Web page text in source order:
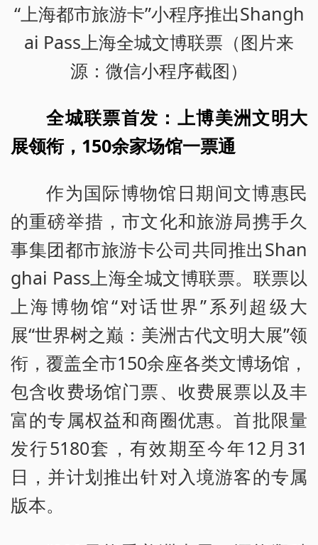
“上海都市旅游卡”小程序推出Shangh
ai Pass上海全城文博联票（图片来
源：微信小程序截图）
全城联票首发：上博美洲文明大
展领衔，150余家场馆一票通
作为国际博物馆日期间文博惠民
的重磅举措，市文化和旅游局携手久
事集团都市旅游卡公司共同推出Shan
ghai Pass上海全城文博联票。联票以
上海博物馆“对话世界”系列超级大
展“世界树之巅：美洲古代文明大展”领
衔，覆盖全市150余座各类文博场馆，
包含收费场馆门票、收费展票以及丰
富的专属权益和商圈优惠。首批限量
发行5180套，有效期至今年12月31
日，并计划推出针对入境游客的专属
版本。